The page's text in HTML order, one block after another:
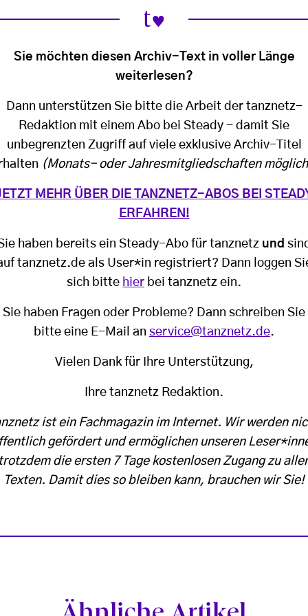
Sie möchten diesen Archiv-Text in voller Länge
weiterlesen?
Dann unterstützen Sie bitte die Arbeit der tanznetz-
Redaktion mit einem Abo bei Steady - damit Sie
unbegrenzten Zugriff auf viele exklusive Archiv-Titel
(Monats- oder Jahresmitgliedschaften
MEHR ÜBER DIE TANZNETZ-ABOS BEI
ERFAHREN!
haben bereits ein Steady-Abo für tanznetz und
tanznetz.de als User*in registriert? Dann loggen
sich bitte hier bei tanznetz ein.
Sie haben Fragen oder Probleme? Dann schreiben Sie
bitte eine E-Mail an service@tanznetz.de.
Vielen Dank für Ihre Unterstützung,
Ihre tanznetz Redaktion.
ist ein Fachmagazin im Internet. Wir werden
gefördert und ermöglichen unseren
die ersten 7 Tage kostenlosen Zugang zu
Texten. Damit dies so bleiben kann, brauchen wir Sie!